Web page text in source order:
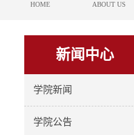
HOME ABOUT US
新闻中心
学院新闻
学院公告